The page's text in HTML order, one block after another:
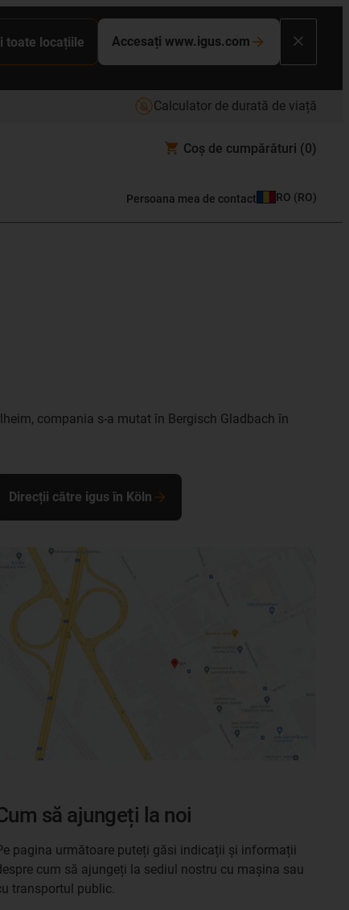
toate locațiile Accesați www.igus.com
Calculator de durată de viață
Coș de cumpărături (0)
Persoana mea de contact RO (RO)
compania s-a mutat în Bergisch Gladbach în
să ajungeți la noi
pagina următoare puteți găsi indicații și informații
cum să ajungeți la sediul nostru cu mașina sau
transportul public.
Direcții către igus în Köln